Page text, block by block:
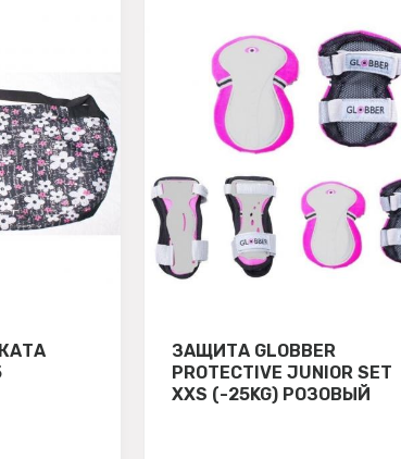
ЗАЩИТА GLOBBER
PROTECTIVE JUNIOR SET
XXS (-25KG) РОЗОВЫЙ